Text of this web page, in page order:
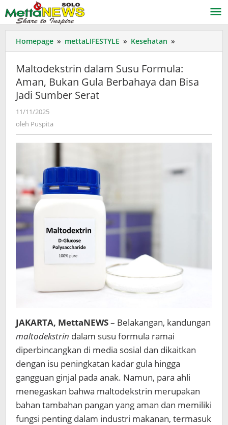
ke
konten
Homepage » mettaLIFESTYLE » Kesehatan »
dalam
Formula:
Aman,
Bisa
Serat
Maltodekstrin dalam Susu Formula:
Aman, Bukan Gula Berbahaya dan Bisa
Jadi Sumber Serat
11/11/2025
oleh Puspita
JAKARTA, MettaNEWS– Belakangan, kandungan
maltodekstrin dalam susu formula ramai
diperbincangkan di media sosial dan dikaitkan
dengan isu peningkatan kadar gula hingga
gangguan ginjal pada anak. Namun, para ahli
menegaskan bahwa maltodekstrin merupakan
bahan tambahan pangan yang aman dan memiliki
fungsi penting dalam industri makanan, termasuk